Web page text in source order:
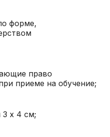
форме,
право
приеме на обучение;
3 х 4 см;